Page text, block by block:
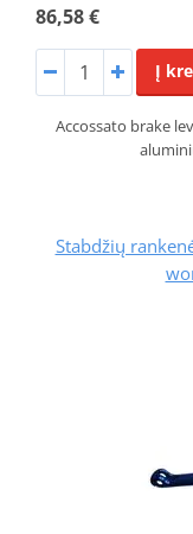
86,58 €
Į
Accossato brake
Stabdžių